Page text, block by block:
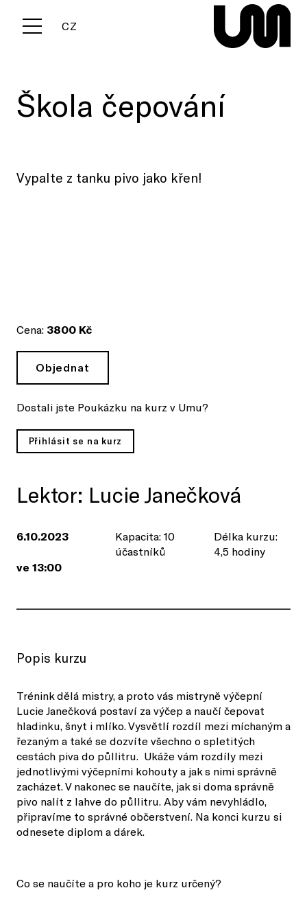
Menu CZ
Škola čepování
Vypalte z tanku pivo jako křen!
Cena: 3800 Kč
Objednat
Dostali jste Poukázku na kurz v Umu?
Přihlásit se na kurz
Lektor: Lucie Janečková
6.10.2023
ve 13:00
Kapacita: 10
účastníků
Délka kurzu:
4,5 hodiny
Popis kurzu
Trénink dělá mistry, a proto vás mistryně výčepní
Lucie Janečková postaví za výčep a naučí čepovat
hladinku, šnyt i mlíko. Vysvětlí rozdíl mezi míchaným a
řezaným a také se dozvíte všechno o spletitých
cestách piva do půllitru. Ukáže vám rozdíly mezi
jednotlivými výčepními kohouty a jak s nimi správně
zacházet. V nakonec se naučíte, jak si doma správně
pivo nalít z lahve do půllitru. Aby vám nevyhládlo,
připravíme to správné občerstvení. Na konci kurzu si
odnesete diplom a dárek.
Co se naučíte a pro koho je kurz určený?